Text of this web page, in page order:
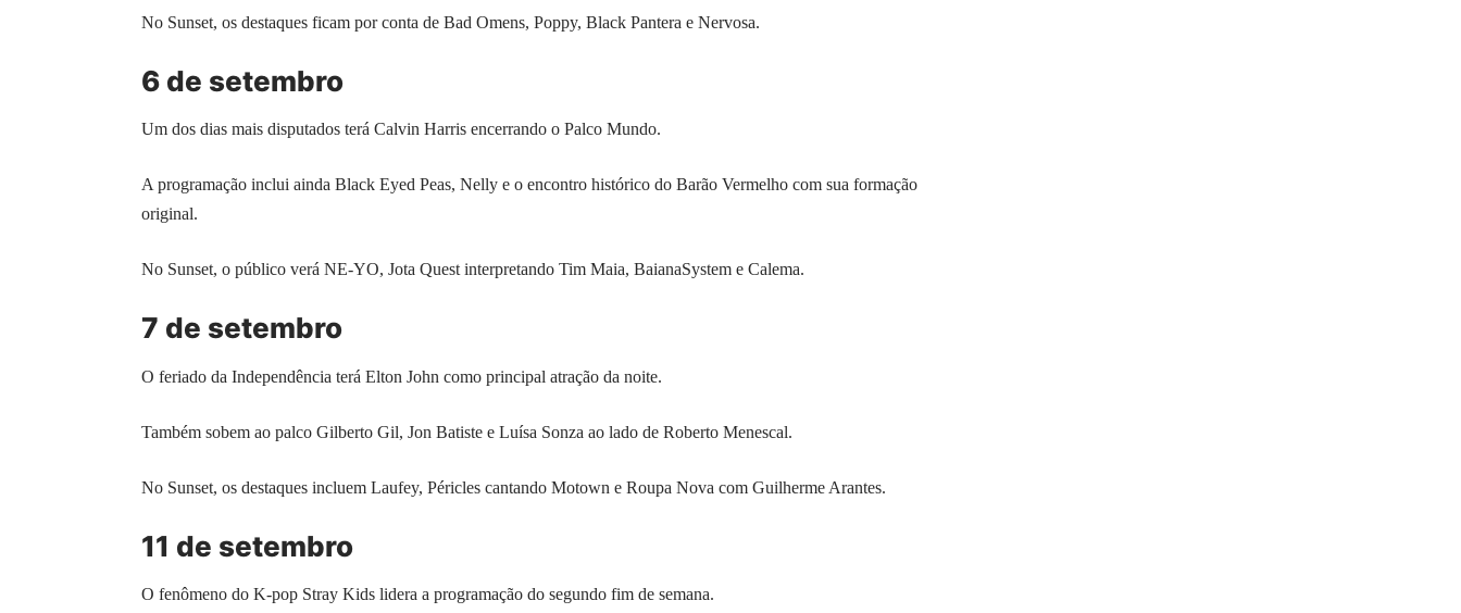
No Sunset, os destaques ficam por conta de Bad Omens, Poppy, Black Pantera e Nervosa.
6 de setembro
Um dos dias mais disputados terá Calvin Harris encerrando o Palco Mundo.
A programação inclui ainda Black Eyed Peas, Nelly e o encontro histórico do Barão Vermelho com sua formação
original.
No Sunset, o público verá NE-YO, Jota Quest interpretando Tim Maia, BaianaSystem e Calema.
7 de setembro
O feriado da Independência terá Elton John como principal atração da noite.
Também sobem ao palco Gilberto Gil, Jon Batiste e Luísa Sonza ao lado de Roberto Menescal.
No Sunset, os destaques incluem Laufey, Péricles cantando Motown e Roupa Nova com Guilherme Arantes.
11 de setembro
O fenômeno do K-pop Stray Kids lidera a programação do segundo fim de semana.